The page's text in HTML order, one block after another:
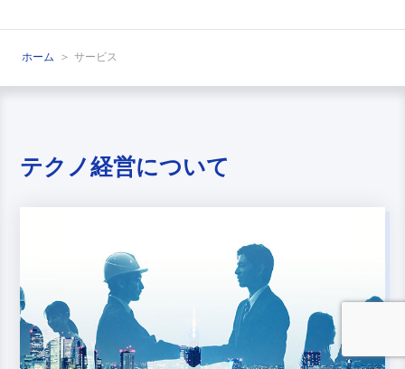
ホーム サービス
テクノ経営について